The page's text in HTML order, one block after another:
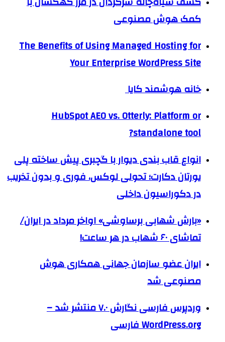
کمک هوش مصنوعی
The Benefits of Using Managed Hosting for
Your Enterprise WordPress Site
خانه هوشمند کایا
HubSpot AEO vs. Otterly: Platform or
standalone tool?
انواع قاب بندی دیوار با گچبری پیش ساخته پلی
یورتان دکارت؛ تحولی لوکس، فوری و بدون تخریب
در دکوراسیون داخلی
«بارش شهابی برساوشی» اواخر مرداد در ایران/
تماشای ۶۰ شهاب در هر ساعت!
ایران عضو سازمان جهانی همکاری هوش
مصنوعی شد
وردپرس فارسی نگارش ۷.۰ منتشر شد –
WordPress.org فارسی